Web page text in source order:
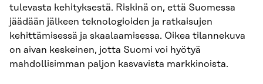
tulevasta kehityksestä. Riskinä on, että Suomessa
jäädään jälkeen teknologioiden ja ratkaisujen
kehittämisessä ja skaalaamisessa. Oikea tilannekuva
on aivan keskeinen, jotta Suomi voi hyötyä
mahdollisimman paljon kasvavista markkinoista.